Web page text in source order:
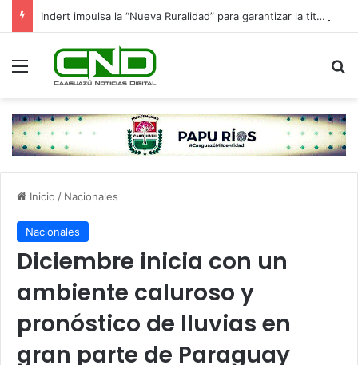
Indert impulsa la “Nueva Ruralidad” para garantizar la titulación de tierras a familias campesinas.
Menú
Inicio / Nacionales
Nacionales
Diciembre inicia con un
ambiente caluroso y
pronóstico de lluvias en
gran parte de Paraguay